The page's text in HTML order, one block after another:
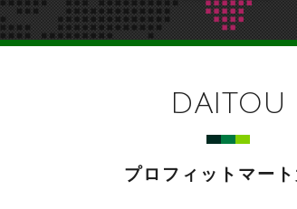
DAITOU
プロフィットマー